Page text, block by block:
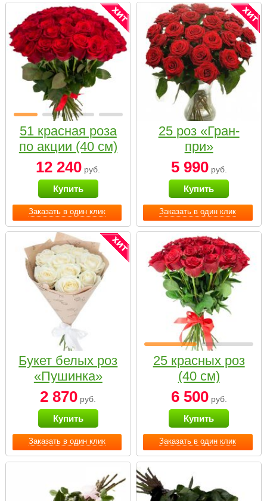
Заказать в один клик
51 красная роза
по акции (40 см)
12 240 руб.
Купить
Заказать в один клик
25 роз «Гран-
при»
5 990руб.
Купить
Заказать в один клик
Букет белых роз
«Пушинка»
2 870 руб.
Купить
Заказать в один клик
25 красных роз
(40 см)
6 500руб.
Купить